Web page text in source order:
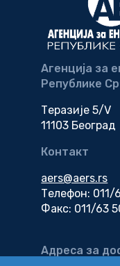
Агенција за
Републике
Теразије 5/V
11103 Београд
Контакт
aers@aers.rs
Телефон: 011/
Факс: 011/63
Адреса за